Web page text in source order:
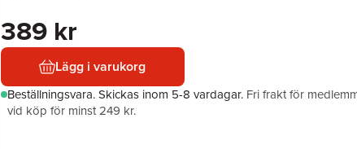
389 kr
Lägg i varukorg
Beställningsvara.Skickas inom 5-8 vardagar. Fri frakt för
vid köp för minst 249 kr.